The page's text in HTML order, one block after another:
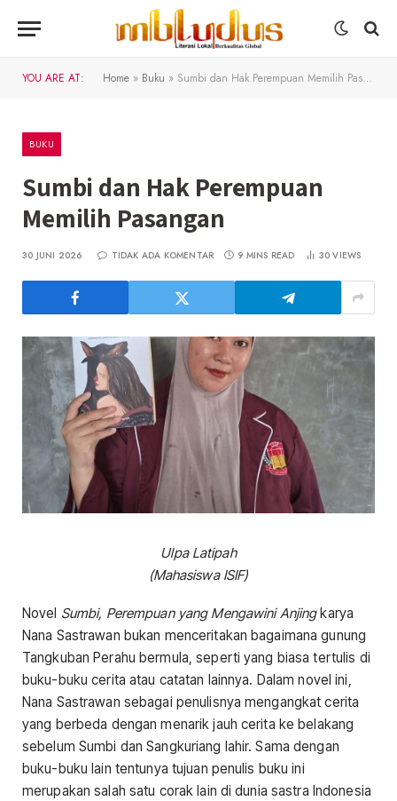
YOU ARE AT: Home » Buku » Sumbi dan Hak Perempuan Memilih Pasangan
BUKU
Sumbi dan Hak Perempuan
Memilih Pasangan
30 JUNI 2026 TIDAK ADA KOMENTAR 9 MINS READ 30VIEWS
Ulpa Latipah
(Mahasiswa ISIF)
Novel Sumbi, Perempuan yang Mengawini Anjingkarya
Nana Sastrawan bukan menceritakan bagaimana gunung
Tangkuban Perahu bermula, seperti yang biasa tertulis di
buku-buku cerita atau catatan lainnya. Dalam novel ini,
Nana Sastrawan sebagai penulisnya mengangkat cerita
yang berbeda dengan menarik jauh cerita ke belakang
sebelum Sumbi dan Sangkuriang lahir. Sama dengan
buku-buku lain tentunya tujuan penulis buku ini
merupakan salah satu corak lain di dunia sastra Indonesia